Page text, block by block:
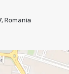
Romania